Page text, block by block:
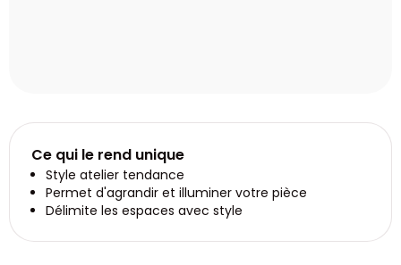
Ce qui le rend unique
Style atelier tendance
Permet d'agrandir et illuminer votre pièce
Délimite les espaces avec style